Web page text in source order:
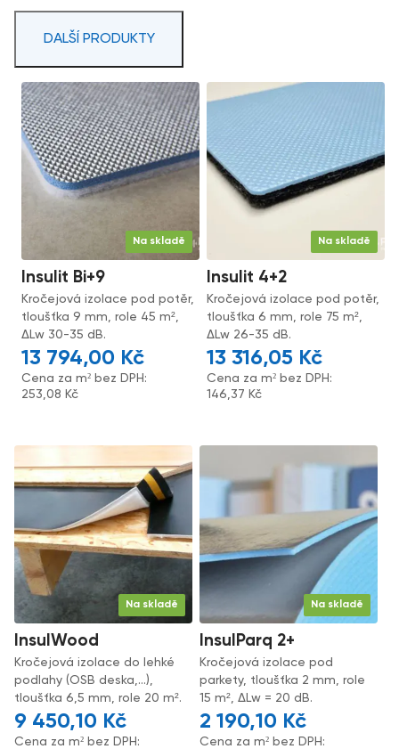
DALŠÍ PRODUKTY
Na skladě
Insulit Bi+9
Kročejová izolace pod potěr,
tloušťka 9 mm, role 45 m²,
ΔLw 30-35 dB.
13 794,00 Kč
Cena za m² bez DPH:
253,08 Kč
Na skladě
Insulit 4+2
Kročejová izolace pod potěr,
tloušťka 6 mm, role 75 m²,
ΔLw 26-35 dB.
13 316,05 Kč
Cena za m² bez DPH:
146,37 Kč
Na skladě
InsulWood
Kročejová izolace do lehké
podlahy (OSB deska,...),
tloušťka 6,5 mm, role 20 m².
9 450,10 Kč
Cena za m² bez DPH:
Na skladě
InsulParq 2+
Kročejová izolace pod
parkety, tloušťka 2 mm, role
15 m², ΔLw = 20 dB.
2 190,10 Kč
Cena za m² bez DPH: